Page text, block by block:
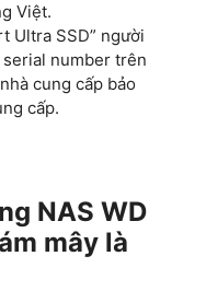
Việt.
Ultra SSD” người
number trên
cung cấp bảo
cấp.
NAS WD
mây là